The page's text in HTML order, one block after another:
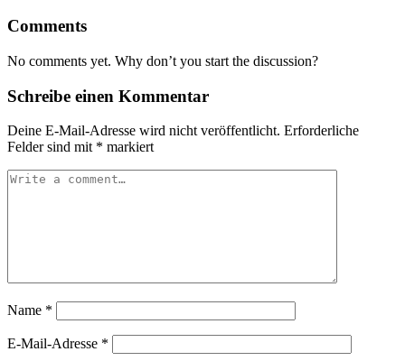
Comments
No comments yet. Why don’t you start the discussion?
Schreibe einen Kommentar
Deine E-Mail-Adresse wird nicht veröffentlicht. Erforderliche
Felder sind mit * markiert
Name *
E-Mail-Adresse *